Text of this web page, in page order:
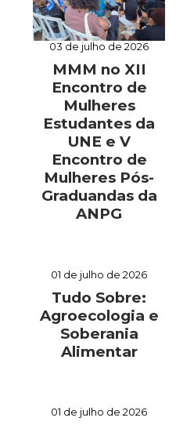
03 de julho de 2026
MMM no XII
Encontro de
Mulheres
Estudantes da
UNE e V
Encontro de
Mulheres Pós-
Graduandas da
ANPG
01 de julho de 2026
Tudo Sobre:
Agroecologia e
Soberania
Alimentar
01 de julho de 2026